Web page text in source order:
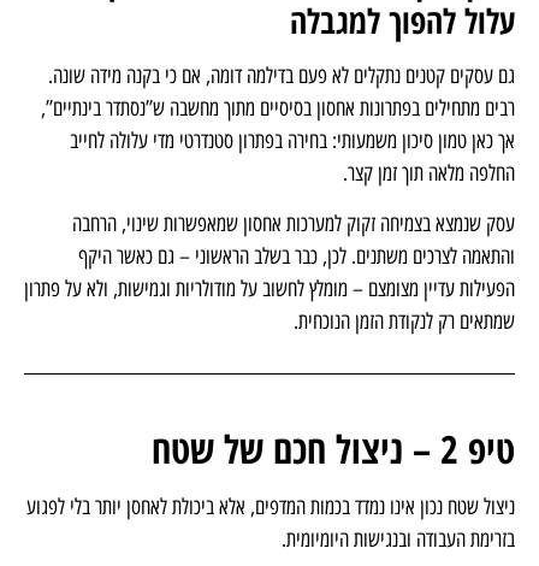
עסקים קטנים בצמיחה – למה פתרון בסיסי
עלול להפוך למגבלה
גם עסקים קטנים נתקלים לא פעם בדילמה דומה, אם כי בקנה מידה שונה.
רבים מתחילים בפתרונות אחסון בסיסיים מתוך מחשבה ש”נסתדר בינתיים”,
החלפה מלאה תוך זמן קצר.
עסק שנמצא בצמיחה זקוק למערכות אחסון שמאפשרות שינוי, הרחבה
והתאמה לצרכים משתנים. לכן, כבר בשלב הראשוני – גם כאשר היקף
שמתאים רק לנקודת הזמן הנוכחית.
טיפ 2 – ניצול חכם של שטח